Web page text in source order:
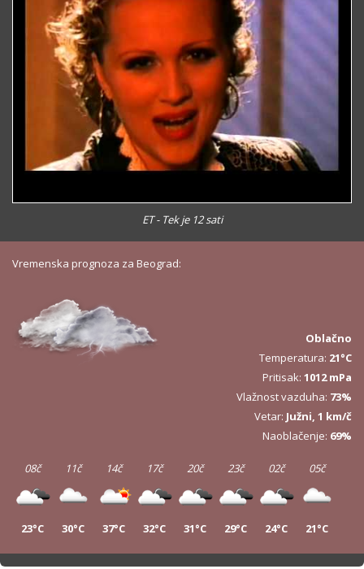
ET - Tek je 12 sati
Vremenska prognoza za Beograd:
Oblačno
Temperatura: 21°C
Pritisak: 1012 mPa
Vlažnost vazduha: 73%
Vetar: Južni, 1 km/č
Naoblačenje: 69%
08č
23°C
11č
30°C
14č
37°C
17č
32°C
20č
31°C
23č
29°C
02č
24°C
05č
21°C